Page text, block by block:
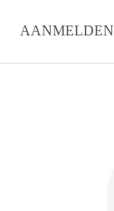
AANMELDEN